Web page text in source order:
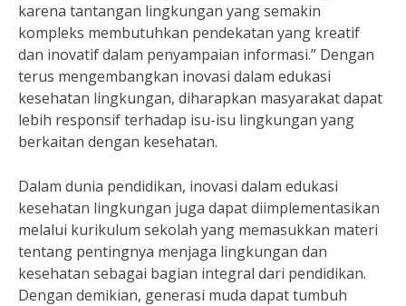
karena tantangan lingkungan yang semakin
kompleks membutuhkan pendekatan yang kreatif
dan inovatif dalam penyampaian informasi.” Dengan
terus mengembangkan inovasi dalam edukasi
kesehatan lingkungan, diharapkan masyarakat dapat
lebih responsif terhadap isu-isu lingkungan yang
berkaitan dengan kesehatan.
Dalam dunia pendidikan, inovasi dalam edukasi
kesehatan lingkungan juga dapat diimplementasikan
melalui kurikulum sekolah yang memasukkan materi
tentang pentingnya menjaga lingkungan dan
kesehatan sebagai bagian integral dari pendidikan.
Dengan demikian, generasi muda dapat tumbuh